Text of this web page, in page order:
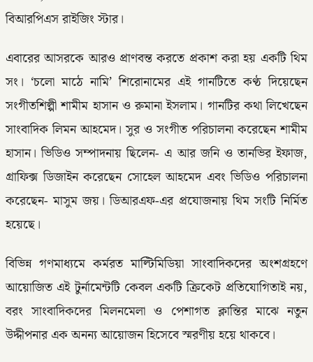
বিআরপিএস রাইজিং স্টার।
এবারের আসরকে আরও প্রাণবন্ত করতে প্রকাশ করা হয় একটি থিম
সং। ‘চলো মাঠে নামি’ শিরোনামের এই গানটিতে কণ্ঠ দিয়েছেন
সংগীতশিল্পী শামীম হাসান ও রুমানা ইসলাম। গানটির কথা লিখেছেন
সাংবাদিক লিমন আহমেদ। সুর ও সংগীত পরিচালনা করেছেন শামীম
হাসান। ভিডিও সম্পাদনায় ছিলেন- এ আর জনি ও তানভির ইফাজ,
গ্রাফিক্স ডিজাইন করেছেন সোহেল আহমেদ এবং ভিডিও পরিচালনা
করেছেন- মাসুম জয়। ডিআরএফ-এর প্রযোজনায় থিম সংটি নির্মিত
হয়েছে।
বিভিন্ন গণমাধ্যমে কর্মরত মাল্টিমিডিয়া সাংবাদিকদের অংশগ্রহণে
আয়োজিত এই টুর্নামেন্টটি কেবল একটি ক্রিকেট প্রতিযোগিতাই নয়,
বরং সাংবাদিকদের মিলনমেলা ও পেশাগত ক্লান্তির মাঝে নতুন
উদ্দীপনার এক অনন্য আয়োজন হিসেবে স্মরণীয় হয়ে থাকবে।